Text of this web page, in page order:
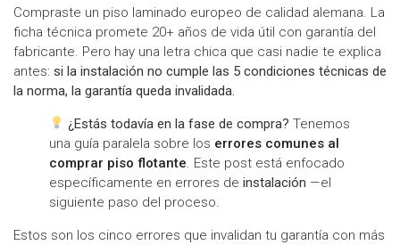
Compraste un piso laminado europeo de calidad alemana. La
ficha técnica promete 20+ años de vida útil con garantía del
fabricante. Pero hay una letra chica que casi nadie te explica
antes: si la instalación no cumple las 5 condiciones técnicas de
la norma, la garantía queda invalidada.
¿Estás todavía en la fase de compra? Tenemos
una guía paralela sobre los errores comunes al
comprar piso flotante . Este post está enfocado
específicamente en errores de instalación —el
siguiente paso del proceso.
Estos son los cinco errores que invalidan tu garantía con más